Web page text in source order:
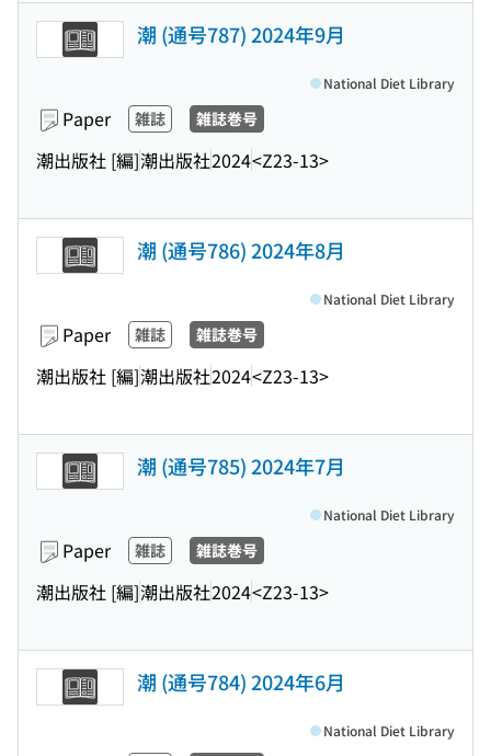
潮 (通号787) 2024年9月
Paper 雑誌 雑誌巻号
潮出版社 [編]潮出版社2024<Z23-13>
National Diet Library
潮 (通号786) 2024年8月
Paper 雑誌 雑誌巻号
潮出版社 [編]潮出版社2024<Z23-13>
National Diet Library
潮 (通号785) 2024年7月
Paper 雑誌 雑誌巻号
潮出版社 [編]潮出版社2024<Z23-13>
National Diet Library
潮 (通号784) 2024年6月
National Diet Library